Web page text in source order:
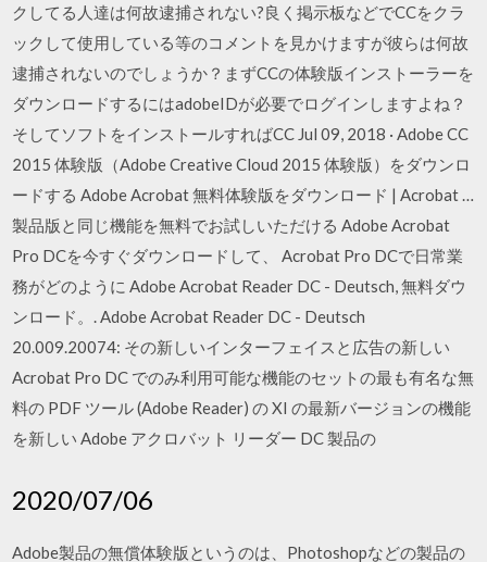
クしてる人達は何故逮捕されない?良く掲示板などでCCをクラ
ックして使用している等のコメントを見かけますが彼らは何故
逮捕されないのでしょうか？まずCCの体験版インストーラーを
ダウンロードするにはadobeIDが必要でログインしますよね？
そしてソフトをインストールすればCC Jul 09, 2018 · Adobe CC
2015 体験版（Adobe Creative Cloud 2015 体験版）をダウンロ
ードする Adobe Acrobat 無料体験版をダウンロード | Acrobat …
製品版と同じ機能を無料でお試しいただける Adobe Acrobat
Pro DCを今すぐダウンロードして、 Acrobat Pro DCで日常業
務がどのように Adobe Acrobat Reader DC - Deutsch, 無料ダウ
ンロード。. Adobe Acrobat Reader DC - Deutsch
20.009.20074: その新しいインターフェイスと広告の新しい
Acrobat Pro DC でのみ利用可能な機能のセットの最も有名な無
料の PDF ツール (Adobe Reader) の XI の最新バージョンの機能
を新しい Adobe アクロバット リーダー DC 製品の
2020/07/06
Adobe製品の無償体験版というのは、Photoshopなどの製品の